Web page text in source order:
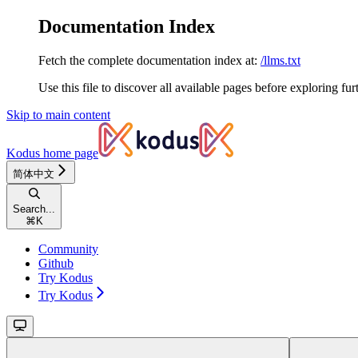
Documentation Index
Fetch the complete documentation index at: /llms.txt
Use this file to discover all available pages before exploring
Skip to main content
Kodus home page
简体中文
Search...
⌘ K
Community
Github
Try Kodus
Try Kodus